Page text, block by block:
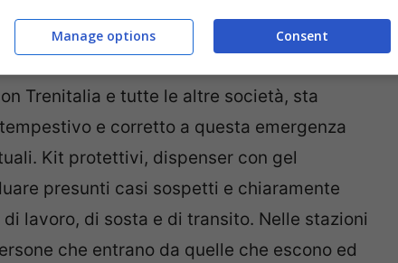
stazioni
Trenitalia e tutte le altre società, sta
e corretto a questa emergenza
Kit protettivi, dispenser con gel
presunti casi sospetti e chiaramente
lavoro, di sosta e di transito. Nelle stazioni
che entrano da quelle che escono ed
Consent
Manage options